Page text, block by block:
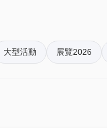
別通道進入會場。
）購買7月15或16日
大型活動 展覽2026